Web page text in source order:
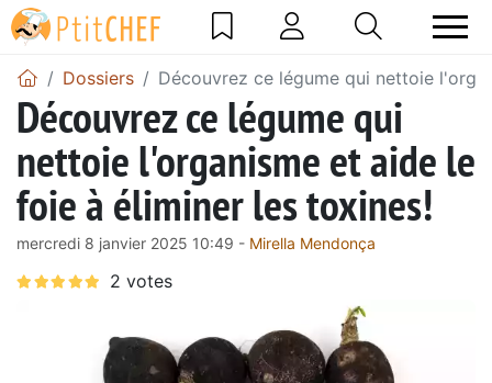
Dossiers Découvrez ce légume qui nettoie
Découvrez ce légume qui
nettoie l'organisme et aide le
foie à éliminer les toxines!
mercredi 8 janvier 2025 10:49 - Mirella Mendonça